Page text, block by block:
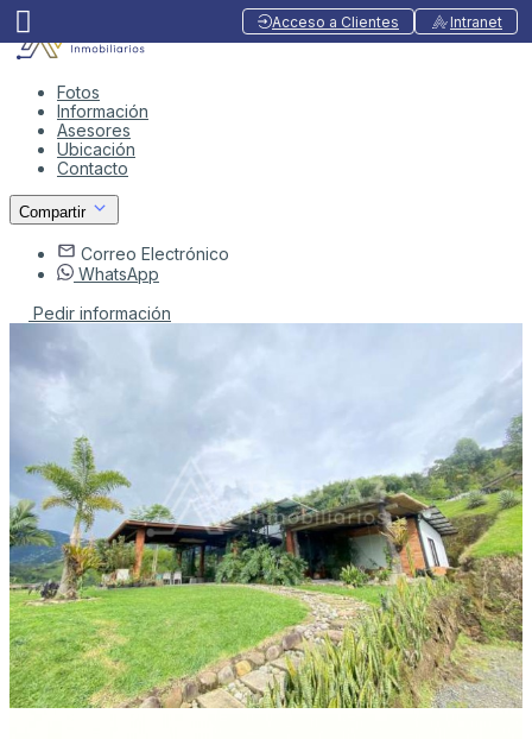
Acceso a Clientes Intranet
Fotos
Información
Asesores
Ubicación
Contacto
Compartir
Correo Electrónico
WhatsApp
Pedir información